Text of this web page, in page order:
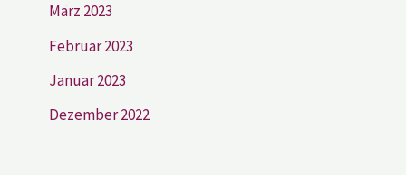
März 2023
Februar 2023
Januar 2023
Dezember 2022